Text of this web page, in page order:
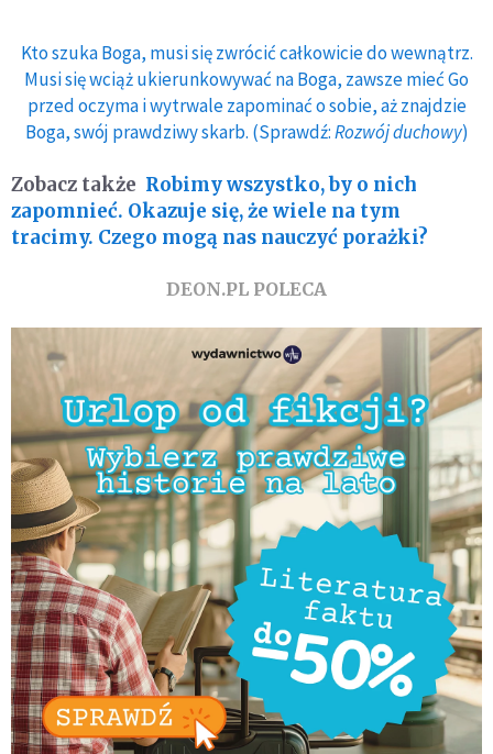
Kto szuka Boga, musi się zwrócić całkowicie do wewnątrz.
Musi się wciąż ukierunkowywać na Boga, zawsze mieć Go
przed oczyma i wytrwale zapominać o sobie, aż znajdzie
Boga, swój prawdziwy skarb. (Sprawdź:Rozwój duchowy)
Zobacz także Robimy wszystko, by o nich
zapomnieć. Okazuje się, że wiele na tym
tracimy. Czego mogą nas nauczyć porażki?
DEON.PL POLECA